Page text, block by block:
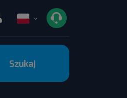
Szukaj